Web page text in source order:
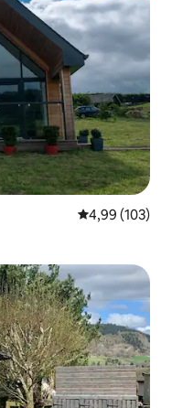
Évaluation
4,99 (103)